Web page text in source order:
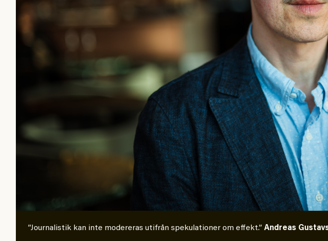
”Journalistik kan inte modereras utifrån spekulationer om effekt.” Andreas